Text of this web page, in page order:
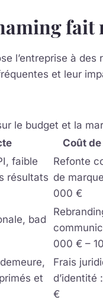
fait
l’entreprise à des
et leur
le budget et la
Coût
faible
résultats
Refonte
de
000 €
bad
000 € –
et
Frais
d’identité
€